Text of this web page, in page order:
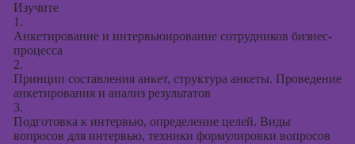
Изучите
1.
Анкетирование и интервьюирование сотрудников бизнес-
процесса
2.
Принцип составления анкет, структура анкеты. Проведение
анкетирования и анализ результатов
3.
Подготовка к интервью, определение целей. Виды
вопросов для интервью, техники формулировки вопросов